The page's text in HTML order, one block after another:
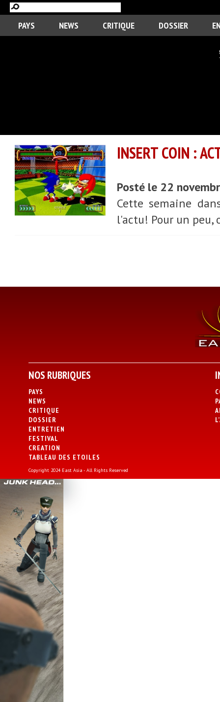
PAYS NEWS CRITIQUE DOSSIER
INSERT COIN :
Posté le 22
Cette semaine
l'actu! Pour un
NOS RUBRIQUES
PAYS
NEWS
CRITIQUE
DOSSIER
ENTRETIEN
FESTIVAL
CREATION
TABLEAU DES ETOILES
Copyright 2024 East Asia - All Rights Reserved